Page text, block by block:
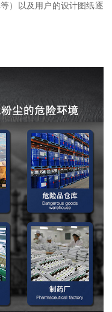
）以及用户的设计图纸逐